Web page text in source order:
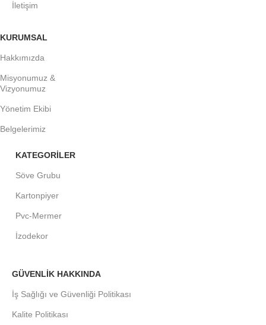
İletişim
KURUMSAL
Hakkımızda
Misyonumuz &
Vizyonumuz
Yönetim Ekibi
Belgelerimiz
KATEGORİLER
Söve Grubu
Kartonpiyer
Pvc-Mermer
İzodekor
GÜVENLİK HAKKINDA
İş Sağlığı ve Güvenliği Politikası
Kalite Politikası